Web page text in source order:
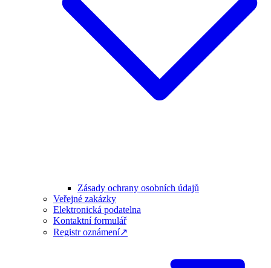
Zásady ochrany osobních údajů
Veřejné zakázky
Elektronická podatelna
Kontaktní formulář
Registr oznámení↗